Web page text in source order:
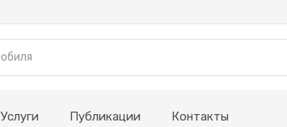
Услуги Публикации Контакты